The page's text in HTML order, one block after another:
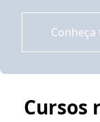
Cursos